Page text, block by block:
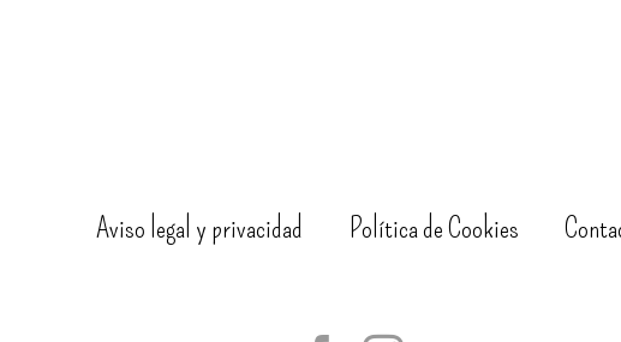
Aviso legal y privacidad Política de Cookies